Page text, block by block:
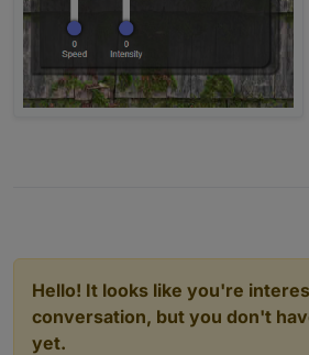
Hello! It looks like you're
conversation, but you don't
yet.